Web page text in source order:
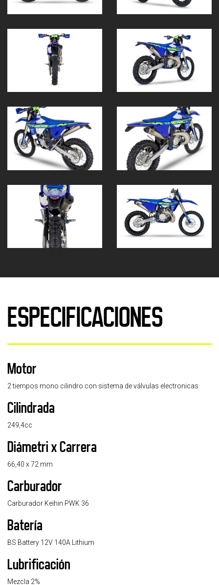
ESPECIFICACIONES
Motor
2 tiempos mono cilindro con sistema de válvulas electronicas
Cilindrada
249,4cc
Diámetri x Carrera
66,40 x 72 mm
Carburador
Carburador Keihin PWK 36
Batería
BS Battery 12V 140A Lithium
Lubrificación
Mezcla 2%